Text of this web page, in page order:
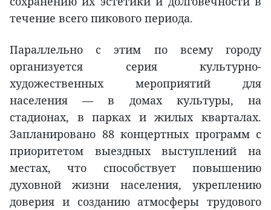
течение всего пикового периода.
Параллельно с этим по всему городу
организуется серия культурно-
художественных мероприятий для
населения — в домах культуры, на
стадионах, в парках и жилых кварталах.
Запланировано 88 концертных программ с
приоритетом выездных выступлений на
местах, что способствует повышению
духовной жизни населения, укреплению
доверия и созданию атмосферы трудового